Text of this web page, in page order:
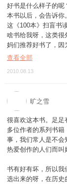
好书是什么样子的呢
本书以后，会告诉你。
这《100本》扫盲书
啥书给我呀，这类很
妈们推荐好书了，因
延伸的书，比如这
的书呀。虽然没有
对不起那本，嘿嘿
过了，不然真的好让
&#8226;;西尔维，
给每个家庭。
我们一定认真地阅
查看全部
2010.08.13
旷之雪
很喜欢这本书。足足
多位作者的系列书
事，我们常人是不会
热爱创作的人们而叫
书有好有坏，所以我
选出来的呀，在历史